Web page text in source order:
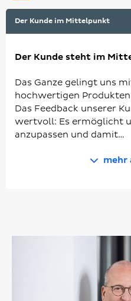
Der Kunde im Mittelpunkt
Der Kunde steht im
Das Ganze gelingt uns
hochwertigen
Das Feedback unserer
wertvoll: Es ermöglicht
anzupassen und damit…
mehr